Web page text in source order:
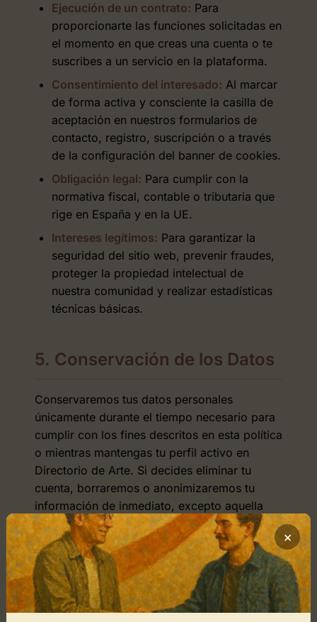
Ejecución de un contrato: Para
proporcionarte las funciones solicitadas en
el momento en que creas una cuenta o te
suscribes a un servicio en la plataforma.
Consentimiento del interesado: Al marcar
de forma activa y consciente la casilla de
aceptación en nuestros formularios de
contacto, registro, suscripción o a través
de la configuración del banner de cookies.
Obligación legal: Para cumplir con la
normativa fiscal, contable o tributaria que
rige en España y en la UE.
Intereses legítimos: Para garantizar la
seguridad del sitio web, prevenir fraudes,
proteger la propiedad intelectual de
nuestra comunidad y realizar estadísticas
técnicas básicas.
5. Conservación de los Datos
Conservaremos tus datos personales
únicamente durante el tiempo necesario para
cumplir con los fines descritos en esta política
o mientras mantengas tu perfil activo en
Directorio de Arte. Si decides eliminar tu
cuenta, borraremos o anonimizaremos tu
información de inmediato, excepto aquella
que debamos conservar de forma restringida
para cumplir con obligaciones legales (por
ejemplo, datos fiscales de facturas) o para la
defensa de posibles reclamaciones durante
los plazos de prescripción legal.
×